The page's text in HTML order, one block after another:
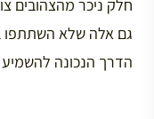
גם אלה שלא השתתפו
הדרך הנכונה להשמיע